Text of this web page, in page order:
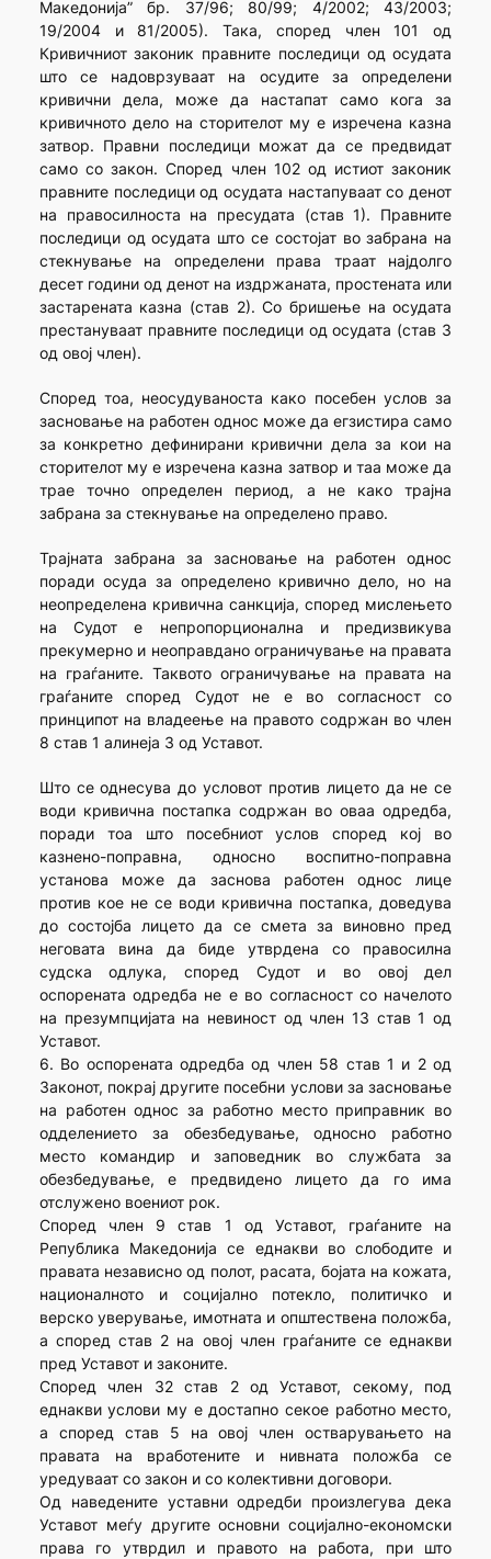
Македонија” бр. 37/96; 80/99; 4/2002; 43/2003;
19/2004 и 81/2005). Така, според член 101 од
Кривичниот законик правните последици од осудата
што се надоврзуваат на осудите за определени
кривични дела, може да настапат само кога за
кривичното дело на сторителот му е изречена казна
затвор. Правни последици можат да се предвидат
само со закон. Според член 102 од истиот законик
правните последици од осудата настапуваат со денот
на правосилноста на пресудата (став 1). Правните
последици од осудата што се состојат во забрана на
стекнување на определени права траат најдолго
десет години од денот на издржаната, простената или
застарената казна (став 2). Со бришење на осудата
престануваат правните последици од осудата (став 3
од овој член).
Според тоа, неосудуваноста како посебен услов за
засновање на работен однос може да егзистира само
за конкретно дефинирани кривични дела за кои на
сторителот му е изречена казна затвор и таа може да
трае точно определен период, а не како трајна
забрана за стекнување на определено право.
Трајната забрана за засновање на работен однос
поради осуда за определено кривично дело, но на
неопределена кривична санкција, според мислењето
на Судот е непропорционална и предизвикува
прекумерно и неоправдано ограничување на правата
на граѓаните. Таквото ограничување на правата на
граѓаните според Судот не е во согласност со
принципот на владеење на правото содржан во член
8 став 1 алинеја 3 од Уставот.
Што се однесува до условот против лицето да не се
води кривична постапка содржан во оваа одредба,
поради тоа што посебниот услов според кој во
казнено-поправна, односно воспитно-поправна
установа може да заснова работен однос лице
против кое не се води кривична постапка, доведува
до состојба лицето да се смета за виновно пред
неговата вина да биде утврдена со правосилна
судска одлука, според Судот и во овој дел
оспорената одредба не е во согласност со начелото
на презумпцијата на невиност од член 13 став 1 од
Уставот.
6. Во оспорената одредба од член 58 став 1 и 2 од
Законот, покрај другите посебни услови за засновање
на работен однос за работно место приправник во
одделението за обезбедување, односно работно
место командир и заповедник во службата за
обезбедување, е предвидено лицето да го има
отслужено воениот рок.
Според член 9 став 1 од Уставот, граѓаните на
Република Македонија се еднакви во слободите и
правата независно од полот, расата, бојата на кожата,
националното и социјално потекло, политичко и
верско уверување, имотната и општествена положба,
а според став 2 на овој член граѓаните се еднакви
пред Уставот и законите.
Според член 32 став 2 од Уставот, секому, под
еднакви услови му е достапно секое работно место,
а според став 5 на овој член остварувањето на
правата на вработените и нивната положба се
уредуваат со закон и со колективни договори.
Од наведените уставни одредби произлегува дека
Уставот меѓу другите основни социјално-економски
права го утврдил и правото на работа, при што